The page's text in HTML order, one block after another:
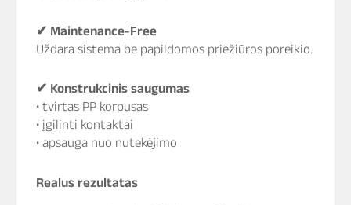
✔ Maintenance-Free
Uždara sistema be papildomos priežiūros poreikio.
✔ Konstrukcinis saugumas
• tvirtas PP korpusas
• įgilinti kontaktai
• apsauga nuo nutekėjimo
Realus rezultatas